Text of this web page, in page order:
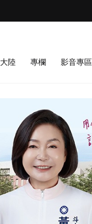
大陸 專欄 影音專區